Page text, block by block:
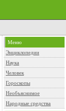
Меню
Энциклопедии
Наука
Человек
Гороскопы
Необъяснимое
Народные средства